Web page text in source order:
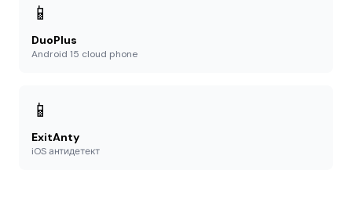
📱
DuoPlus
Android 15 cloud phone
📱
ExitAnty
iOS антидетект